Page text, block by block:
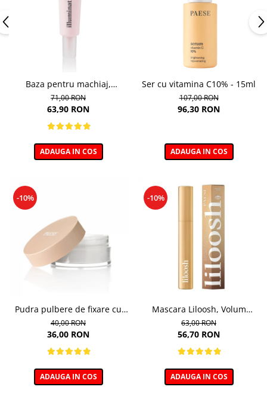
Baza pentru machiaj,
Illuminating Make-up Base -
30ml
71,00 RON
63,90 RON
ADAUGA IN COS
Ser cu vitamina C10% - 15ml
107,00 RON
96,30 RON
ADAUGA IN COS
-10%
Pudra pulbere de fixare cu
bambus Paese Bamboo
Powder - 5g
40,00 RON
36,00 RON
ADAUGA IN COS
-10%
Mascara Liloosh, Volum
Panoramic - 10,5ml
63,00 RON
56,70 RON
ADAUGA IN COS